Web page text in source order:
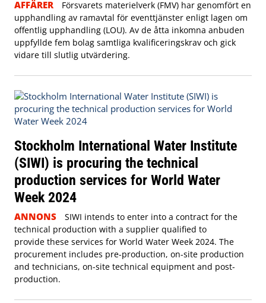
AFFÄRER
Försvarets materielverk (FMV) har genomfört en
upphandling av ramavtal för eventtjänster enligt lagen om
offentlig upphandling (LOU). Av de åtta inkomna anbuden
uppfyllde fem bolag samtliga kvalificeringskrav och gick
vidare till slutlig utvärdering.
Stockholm International Water Institute
(SIWI) is procuring the technical
production services for World Water
Week 2024
ANNONS
SIWI intends to enter into a contract for the
technical production with a supplier qualified to
provide these services for World Water Week 2024. The
procurement includes pre-production, on-site production
and technicians, on-site technical equipment and post-
production.